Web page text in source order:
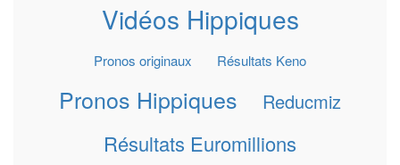
Vidéos Hippiques
Pronos originaux Résultats Keno
Pronos Hippiques Reducmiz
Résultats Euromillions